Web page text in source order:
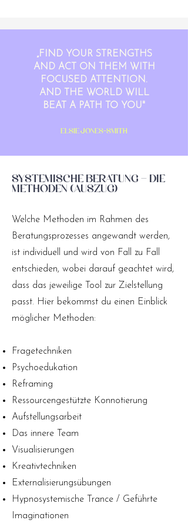
„FIND YOUR STRENGTHS
AND ACT ON THEM WITH
FOCUSED ATTENTION.
AND THE WORLD WILL
BEAT A PATH TO YOU"
Elsie Jones-Smith
Systemische Beratung – die
Methoden (Auszug)
Welche Methoden im Rahmen des
Beratungsprozesses angewandt werden,
ist individuell und wird von Fall zu Fall
entschieden, wobei darauf geachtet wird,
dass das jeweilige Tool zur Zielstellung
passt. Hier bekommst du einen Einblick
möglicher Methoden:
Fragetechniken
Psychoedukation
Reframing
Ressourcengestützte Konnotierung
Aufstellungsarbeit
Das innere Team
Visualisierungen
Kreativtechniken
Externalisierungsübungen
Hypnosystemische Trance / Geführte
Imaginationen